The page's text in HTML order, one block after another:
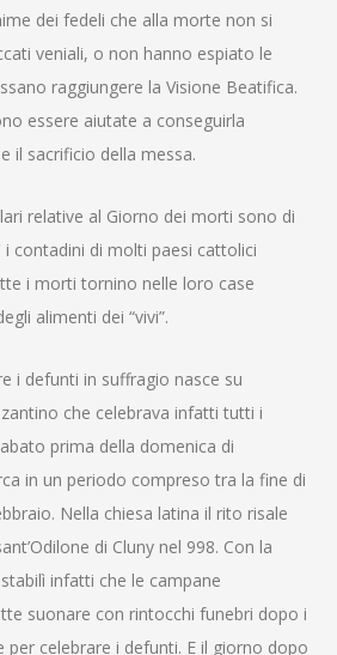
dei fedeli che alla morte non si
veniali, o non hanno espiato le
raggiungere la Visione Beatifica.
essere aiutate a conseguirla
il sacrificio della messa.
relative al Giorno dei morti sono di
i contadini di molti paesi cattolici
i morti tornino nelle loro case
alimenti dei “vivi”.
i defunti in suffragio nasce su
che celebrava infatti tutti i
prima della domenica di
in un periodo compreso tra la fine di
Nella chiesa latina il rito risale
di Cluny nel 998. Con la
infatti che le campane
suonare con rintocchi funebri dopo i
per celebrare i defunti. E il giorno dopo